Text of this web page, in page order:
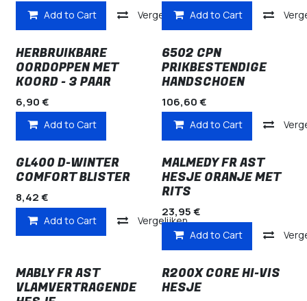
Add to Cart Vergelijken Add to Cart
HERBRUIKBARE
OORDOPPEN MET
KOORD - 3 PAAR
6,90€
Add to Cart
6502 CPN
PRIKBESTENDIGE
HANDSCHOEN
106,60€
Add to Cart
GL400 D-WINTER
COMFORT BLISTER
8,42€
Add to Cart Vergelijken
MALMEDY FR AST
HESJE ORANJE MET
RITS
23,95€
Add to Cart
MABLY FR AST
VLAMVERTRAGENDE
R200X CORE HI-VIS
HESJE